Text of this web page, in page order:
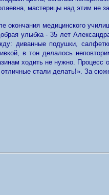
мастерицы над этим не
окончания медицинского
улыбка - 35 лет
диванные подушки,
в тон делалось
ходить не нужно. Процесс
стали делать!». За